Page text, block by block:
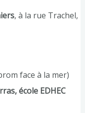
, à la rue Trachel,
face à la mer)
école EDHEC